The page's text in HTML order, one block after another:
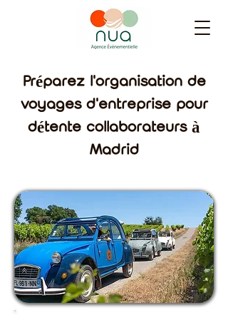
Préparez l'organisation de
voyages d'entreprise pour
détente collaborateurs à
Madrid